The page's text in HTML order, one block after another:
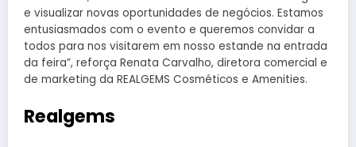
e visualizar novas oportunidades de negócios. Estamos
entusiasmados com o evento e queremos convidar a
todos para nos visitarem em nosso estande na entrada
da feira”, reforça Renata Carvalho, diretora comercial e
de marketing da REALGEMS Cosméticos e Amenities.
Realgems